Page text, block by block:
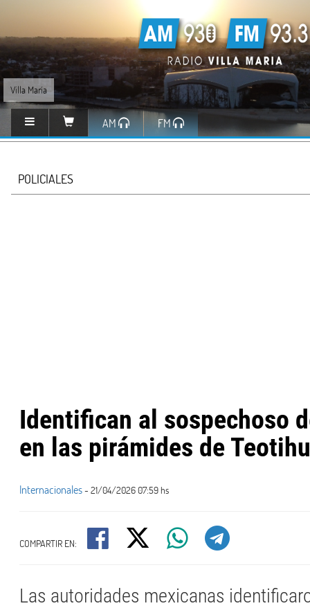
Villa María
AM FM
POLICIALES
Identifican al sospechoso
en las pirámides de
Internacionales- 21/04/2026 07:59 hs
COMPARTIR EN:
Las autoridades mexicanas